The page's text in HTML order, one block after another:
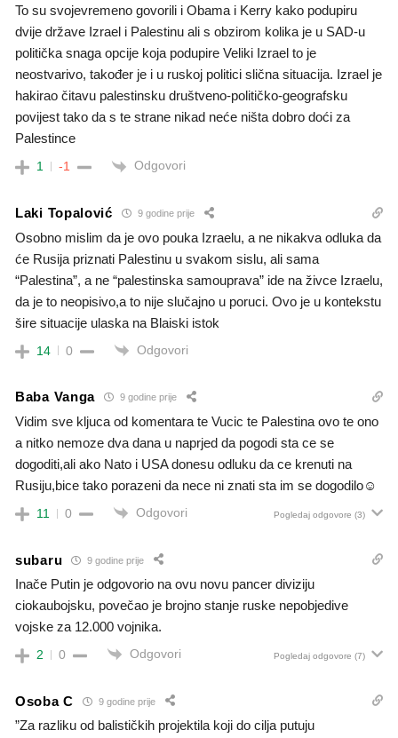
To su svojevremeno govorili i Obama i Kerry kako podupiru
dvije države Izrael i Palestinu ali s obzirom kolika je u SAD-u
politička snaga opcije koja podupire Veliki Izrael to je
neostvarivo, također je i u ruskoj politici slična situacija. Izrael je
hakirao čitavu palestinsku društveno-političko-geografsku
povijest tako da s te strane nikad neće ništa dobro doći za
Palestince
1 -1 Odgovori
Laki Topalović 9 godine prije
Osobno mislim da je ovo pouka Izraelu, a ne nikakva odluka da
će Rusija priznati Palestinu u svakom sislu, ali sama
“Palestina”, a ne “palestinska samouprava” ide na živce Izraelu,
da je to neopisivo,a to nije slučajno u poruci. Ovo je u kontekstu
šire situacije ulaska na Blaiski istok
14 0 Odgovori
Baba Vanga 9 godine prije
Vidim sve kljuca od komentara te Vucic te Palestina ovo te ono
a nitko nemoze dva dana u naprjed da pogodi sta ce se
dogoditi,ali ako Nato i USA donesu odluku da ce krenuti na
Rusiju,bice tako porazeni da nece ni znati sta im se dogodilo☺
11 0 Odgovori Pogledaj odgovore (3)
subaru 9 godine prije
Inače Putin je odgovorio na ovu novu pancer diviziju
ciokaubojsku, povečao je brojno stanje ruske nepobjedive
vojske za 12.000 vojnika.
2 0 Odgovori Pogledaj odgovore (7)
Osoba C 9 godine prije
”Za razliku od balističkih projektila koji do cilja putuju